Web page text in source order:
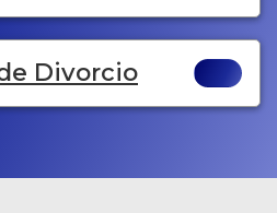
Divorcio